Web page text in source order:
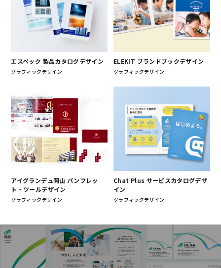
エスペック 製品カタログデザイン
グラフィックデザイン
ELEKIT ブランドブックデザイン
グラフィックデザイン
アイグランデュ岡山 パンフレッ
ト・ツールデザイン
グラフィックデザイン
Chat Plus サービスカタログデザ
イン
グラフィックデザイン